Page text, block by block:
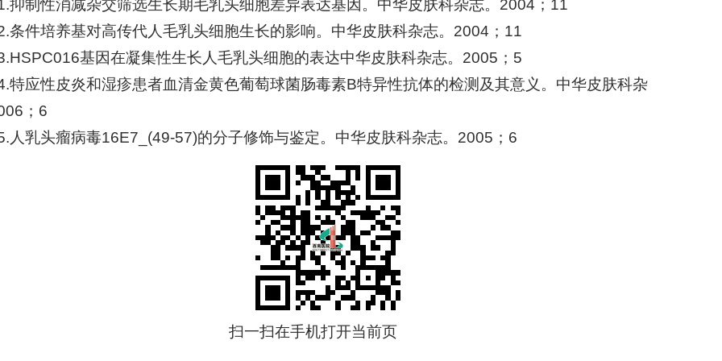
抑制性消减杂交筛选生长期毛乳头细胞差异表达基因。中华皮肤科杂志。2004；11
条件培养基对高传代人毛乳头细胞生长的影响。中华皮肤科杂志。2004；11
基因在凝集性生长人毛乳头细胞的表达中华皮肤科杂志。2005；5
特应性皮炎和湿疹患者血清金黄色葡萄球菌肠毒素B特异性抗体的检测及其意义。中华皮肤科杂
；6
人乳头瘤病毒16E7_(49-57)的分子修饰与鉴定。中华皮肤科杂志。2005；6
扫一扫在手机打开当前页